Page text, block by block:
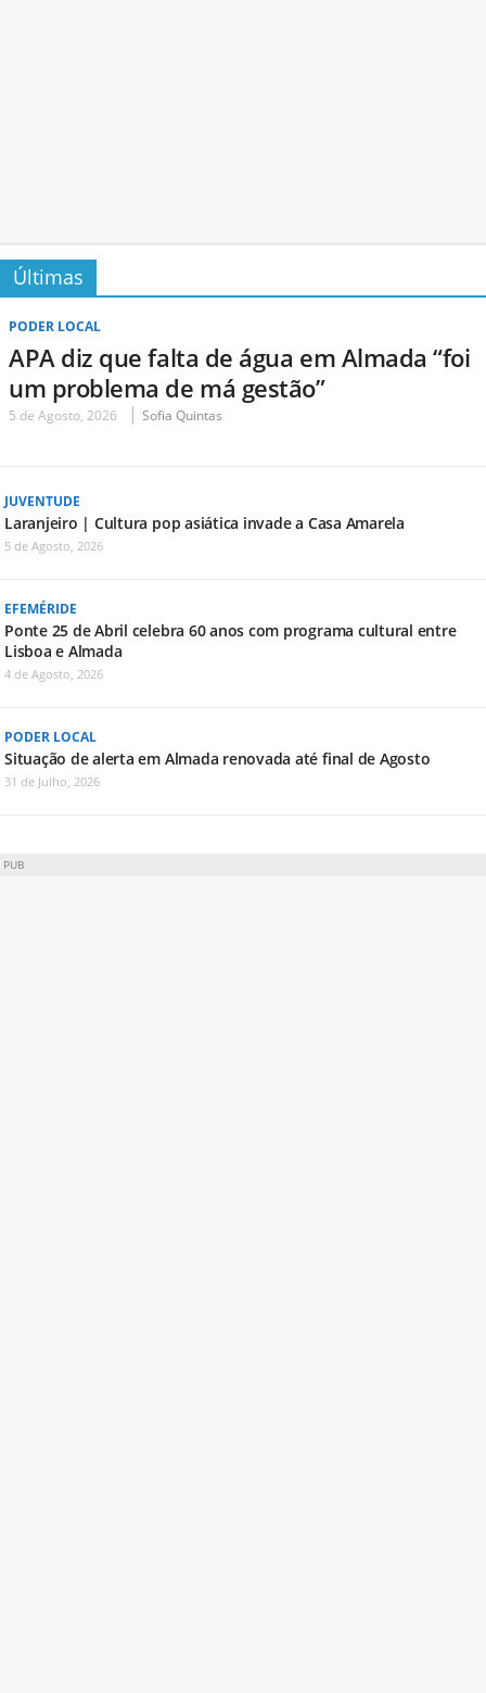
Últimas
PODER LOCAL
APA diz que falta de água em Almada “foi
um problema de má gestão”
5 de Agosto, 2026 Sofia Quintas
JUVENTUDE
Laranjeiro | Cultura pop asiática invade a Casa Amarela
5 de Agosto, 2026
EFEMÉRIDE
Ponte 25 de Abril celebra 60 anos com programa cultural entre
Lisboa e Almada
4 de Agosto, 2026
PODER LOCAL
Situação de alerta em Almada renovada até final de Agosto
31 de Julho, 2026
PUB